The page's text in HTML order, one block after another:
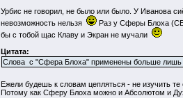
Урбис не говорил, не было или было. У Иванова
невозможность нельзя
Раз у Сферы Блоха
бы с тобой щас Клаву и Экран не мучали
Цитата:
Слова с "Сфера Блоха" применены больше лишь
Ежели будешь к словам цепляться - не изучить
Потому как Сферу Блоха можно и Абсолютом и